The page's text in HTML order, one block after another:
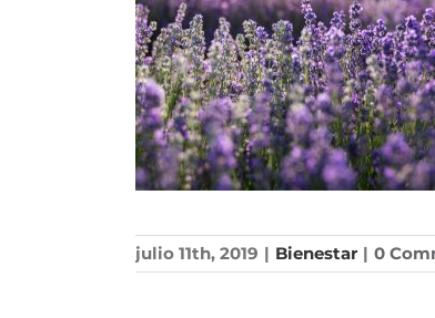
julio 11th, 2019 | Bienestar | 0